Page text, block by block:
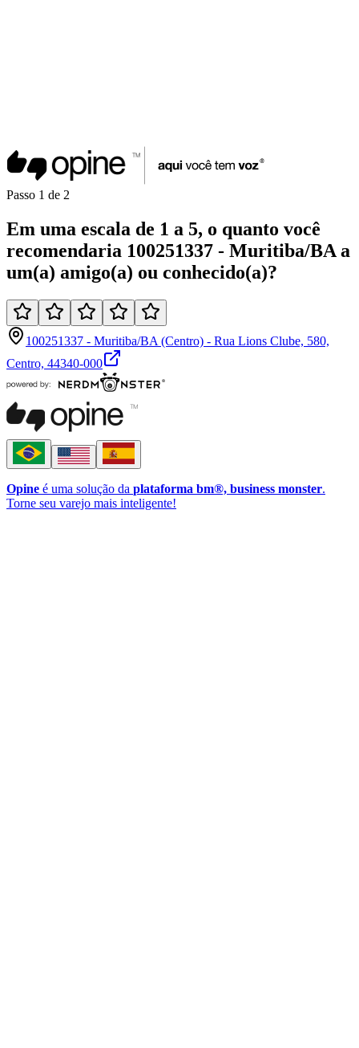
Passo 1 de 2
Em uma escala de 1 a 5, o quanto você
recomendaria 100251337 - Muritiba/BA a
um(a) amigo(a) ou conhecido(a)?
100251337 - Muritiba/BA (Centro) - Rua Lions Clube, 580,
Centro, 44340-000
Opine é uma solução da plataforma bm®, business monster.
Torne seu varejo mais inteligente!